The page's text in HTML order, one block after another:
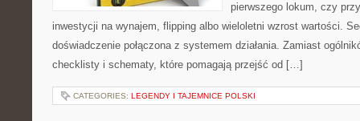
pierwszego lokum, czy
inwestycji na wynajem, flipping albo wieloletni wzrost wartości.
doświadczenie połączona z systemem działania. Zamiast
checklisty i schematy, które pomagają przejść od […]
CATEGORIES: LEGENDY I TAJEMNICE POLSKI